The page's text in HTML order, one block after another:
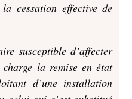
cessation effective de
susceptible d’affecter
la remise en état
d’une installation